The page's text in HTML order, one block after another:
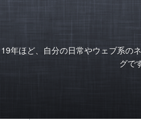
19年ほど、自分の日常やウェブ系の
グで